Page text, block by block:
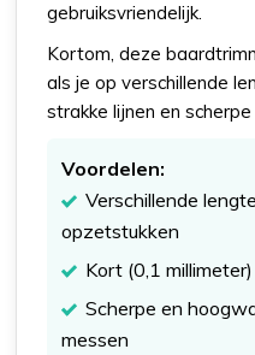
gebruiksvriendelijk.
Kortom, deze
als je op verschillende
strakke lijnen en
Voordelen:
Verschillende
opzetstukken
Kort (0,1
Scherpe en
messen